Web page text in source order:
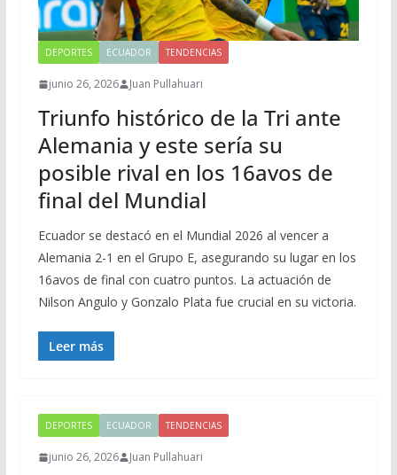
DEPORTES ECUADOR TENDENCIAS
junio 26, 2026 Juan Pullahuari
Triunfo histórico de la Tri ante
Alemania y este sería su
posible rival en los 16avos de
final del Mundial
Ecuador se destacó en el Mundial 2026 al vencer a
Alemania 2-1 en el Grupo E, asegurando su lugar en los
16avos de final con cuatro puntos. La actuación de
Nilson Angulo y Gonzalo Plata fue crucial en su victoria.
Leer más
DEPORTES ECUADOR TENDENCIAS
junio 26, 2026 Juan Pullahuari